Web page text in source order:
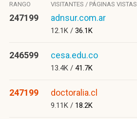
RANGO VISITANTES / PÁGINAS VISTAS
247199 adnsur.com.ar
12.1K / 36.1K
246599 cesa.edu.co
13.4K / 41.7K
247199 doctoralia.cl
9.11K / 18.2K